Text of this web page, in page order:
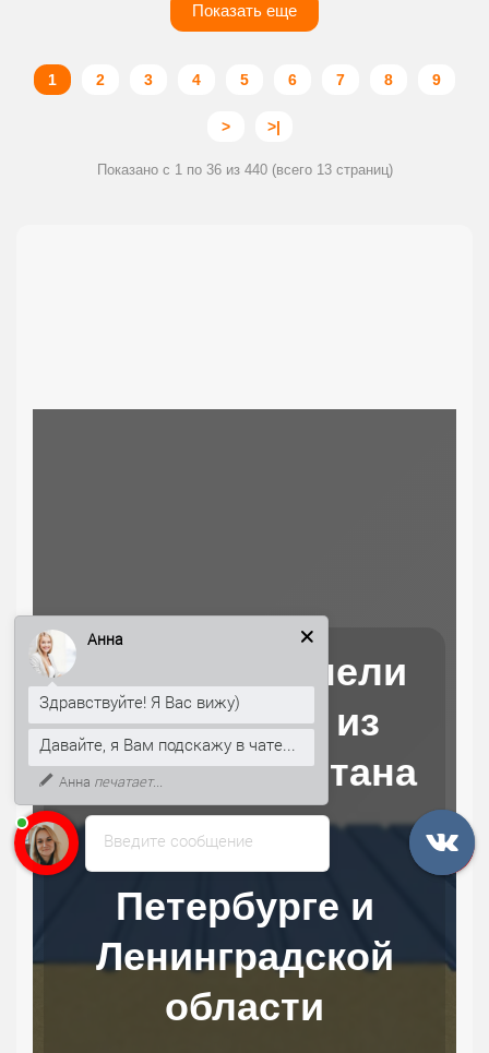
Показать еще
1 2 3 4 5 6 7 8 9
> >|
Показано с 1 по 36 из 440 (всего 13 страниц)
Сэндвич-панели
без замков из
пенополиуретана
в Санкт-
Петербурге и
Ленинградской
области
Введите сообщение
Анна
Здравствуйте! Я Вас вижу)
Давайте, я Вам подскажу в чате...
Анна печатает...